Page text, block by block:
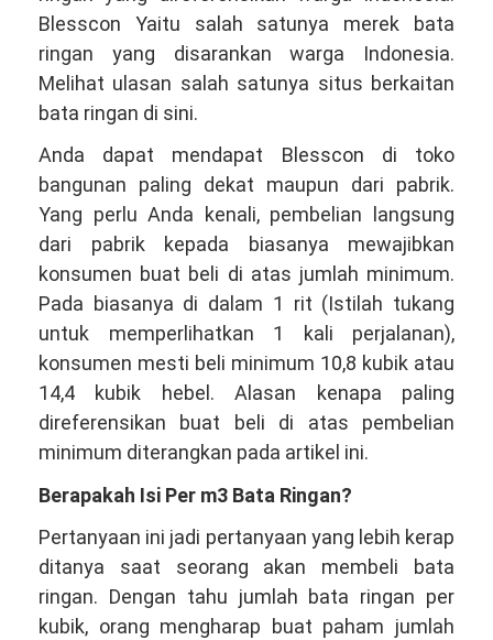
Blesscon Yaitu salah satunya merek bata
ringan yang disarankan warga Indonesia.
Melihat ulasan salah satunya situs berkaitan
bata ringan di sini.
Anda dapat mendapat Blesscon di toko
bangunan paling dekat maupun dari pabrik.
Yang perlu Anda kenali, pembelian langsung
dari pabrik kepada biasanya mewajibkan
konsumen buat beli di atas jumlah minimum.
Pada biasanya di dalam 1 rit (Istilah tukang
untuk memperlihatkan 1 kali perjalanan),
konsumen mesti beli minimum 10,8 kubik atau
14,4 kubik hebel. Alasan kenapa paling
direferensikan buat beli di atas pembelian
minimum diterangkan pada artikel ini.
Berapakah Isi Per m3 Bata Ringan?
Pertanyaan ini jadi pertanyaan yang lebih kerap
ditanya saat seorang akan membeli bata
ringan. Dengan tahu jumlah bata ringan per
kubik, orang mengharap buat paham jumlah